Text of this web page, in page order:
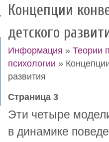
Концепции
детского
Информация » Теории
психологии »
развития
Страница 3
Эти четыре
в динамике